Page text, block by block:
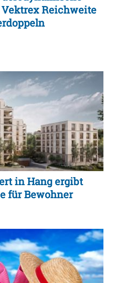
Reichweite
in Hang ergibt
für Bewohner